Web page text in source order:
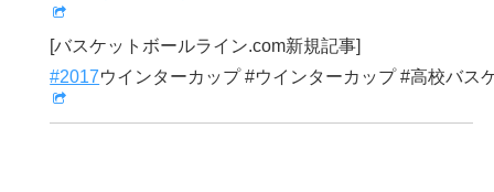
[バスケットボールライン.com新規記事]
#2017ウインターカップ #ウインターカップ #高校バス